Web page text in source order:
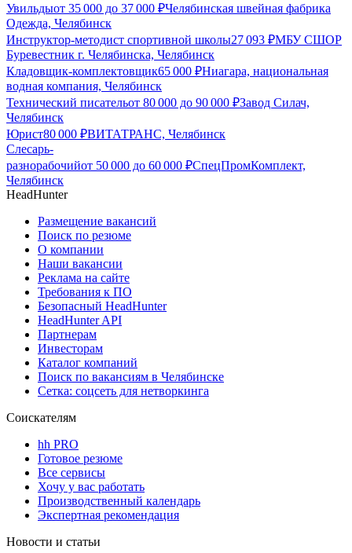
Увильдыот 35 000 до 37 000 ₽Челябинская швейная фабрика
Одежда, Челябинск
Инструктор-методист спортивной школы27 093 ₽МБУ СШОР
Буревестник г. Челябинска, Челябинск
Кладовщик-комплектовщик65 000 ₽Ниагара, национальная
водная компания, Челябинск
Технический писательот 80 000 до 90 000 ₽Завод Силач,
Челябинск
Юрист80 000 ₽ВИТАТРАНС, Челябинск
Слесарь-
разнорабочийот 50 000 до 60 000 ₽СпецПромКомплект,
Челябинск
HeadHunter
Размещение вакансий
Поиск по резюме
О компании
Наши вакансии
Реклама на сайте
Требования к ПО
Безопасный HeadHunter
HeadHunter API
Партнерам
Инвесторам
Каталог компаний
Поиск по вакансиям в Челябинске
Сетка: соцсеть для нетворкинга
Соискателям
hh PRO
Готовое резюме
Все сервисы
Хочу у вас работать
Производственный календарь
Экспертная рекомендация
Новости и статьи